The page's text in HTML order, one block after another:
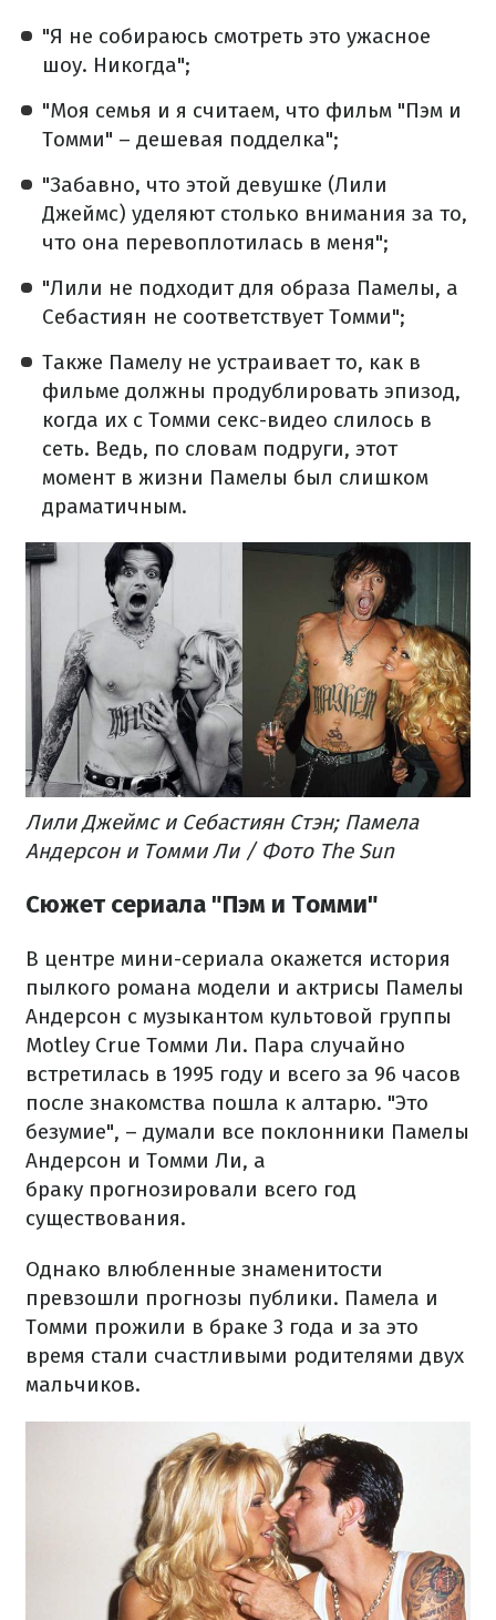
"Я не собираюсь смотреть это ужасное
шоу. Никогда";
"Моя семья и я считаем, что фильм "Пэм и
Томми" – дешевая подделка";
"Забавно, что этой девушке (Лили
Джеймс) уделяют столько внимания за то,
что она перевоплотилась в меня";
"Лили не подходит для образа Памелы, а
Себастиян не соответствует Томми";
Также Памелу не устраивает то, как в
фильме должны продублировать эпизод,
когда их с Томми секс-видео слилось в
сеть. Ведь, по словам подруги, этот
момент в жизни Памелы был слишком
драматичным.
Лили Джеймс и Себастиян Стэн; Памела
Андерсон и Томми Ли / Фото The Sun
Сюжет сериала "Пэм и Томми"
В центре мини-сериала окажется история
пылкого романа модели и актрисы Памелы
Андерсон с музыкантом культовой группы
Motley Crue Томми Ли. Пара случайно
встретилась в 1995 году и всего за 96 часов
после знакомства пошла к алтарю. "Это
безумие", – думали все поклонники Памелы
Андерсон и Томми Ли, а
браку прогнозировали всего год
существования.
Однако влюбленные знаменитости
превзошли прогнозы публики. Памела и
Томми прожили в браке 3 года и за это
время стали счастливыми родителями двух
мальчиков.